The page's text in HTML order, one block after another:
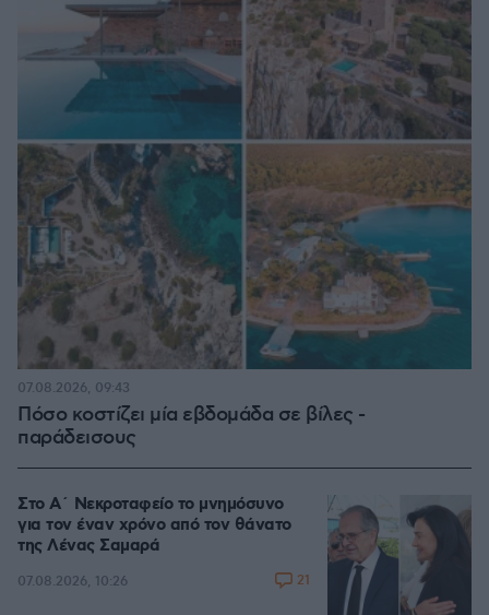
Πόσο κοστίζει μία εβδομάδα σε βίλες -
παράδεισους
07.08.2026, 09:43
Στο Α΄ Νεκροταφείο το μνημόσυνο
για τον έναν χρόνο από τον θάνατο
της Λένας Σαμαρά
07.08.2026, 10:26 21